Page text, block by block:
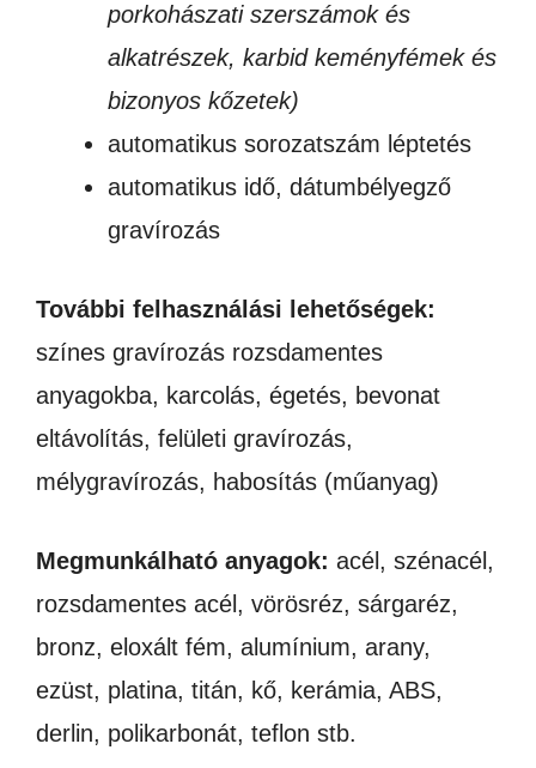
porkohászati szerszámok és
alkatrészek, karbid keményfémek és
bizonyos kőzetek)
automatikus sorozatszám léptetés
automatikus idő, dátumbélyegző
gravírozás
További felhasználási lehetőségek:
színes gravírozás rozsdamentes
anyagokba, karcolás, égetés, bevonat
eltávolítás, felületi gravírozás,
mélygravírozás, habosítás (műanyag)
Megmunkálható anyagok: acél, szénacél,
rozsdamentes acél, vörösréz, sárgaréz,
bronz, eloxált fém, alumínium, arany,
ezüst, platina, titán, kő, kerámia, ABS,
derlin, polikarbonát, teflon stb.